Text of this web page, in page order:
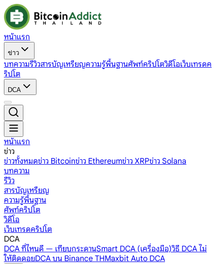
หน้าแรก
ข่าว
บทความรีวิวสารบัญเหรียญความรู้พื้นฐานศัพท์คริปโตวิดีโอเว็บเทรดค
ริปโต
DCA
หน้าแรก
ข่าว
ข่าวทั้งหมดข่าว Bitcoinข่าว Ethereumข่าว XRPข่าว Solana
บทความ
รีวิว
สารบัญเหรียญ
ความรู้พื้นฐาน
ศัพท์คริปโต
วิดีโอ
เว็บเทรดคริปโต
DCA
DCA ที่ไหนดี — เทียบกระดานSmart DCA (เครื่องมือ)วิธี DCA ไม่
ให้ติดดอยDCA บน Binance THMaxbit Auto DCA